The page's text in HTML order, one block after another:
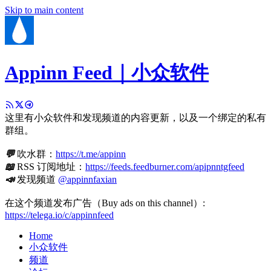
Skip to main content
Appinn Feed｜小众软件
这里有小众软件和发现频道的内容更新，以及一个绑定的私有
群组。
💬吹水群： https://t.me/appinn
📖RSS 订阅地址： https://feeds.feedburner.com/apipnntgfeed
📣发现频道 @appinnfaxian
在这个频道发布广告（Buy ads on this channel）:
https://telega.io/c/appinnfeed
Home
小众软件
频道